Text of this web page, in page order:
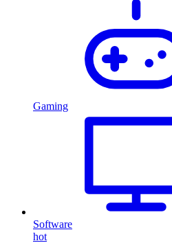
Gaming
Software
hot